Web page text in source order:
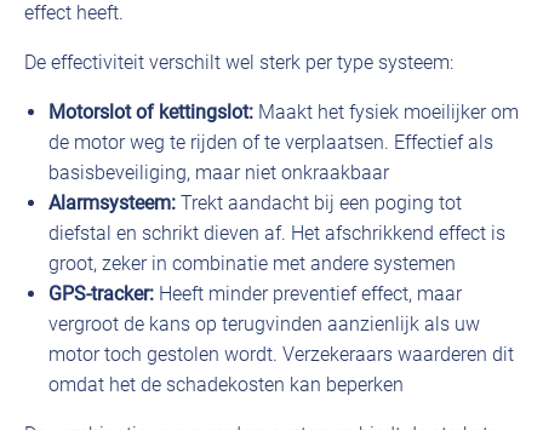
effect heeft.
De effectiviteit verschilt wel sterk per type systeem:
Motorslot of kettingslot: Maakt het fysiek moeilijker om
de motor weg te rijden of te verplaatsen. Effectief als
basisbeveiliging, maar niet onkraakbaar
Alarmsysteem: Trekt aandacht bij een poging tot
diefstal en schrikt dieven af. Het afschrikkend effect is
groot, zeker in combinatie met andere systemen
GPS-tracker: Heeft minder preventief effect, maar
vergroot de kans op terugvinden aanzienlijk als uw
motor toch gestolen wordt. Verzekeraars waarderen dit
omdat het de schadekosten kan beperken